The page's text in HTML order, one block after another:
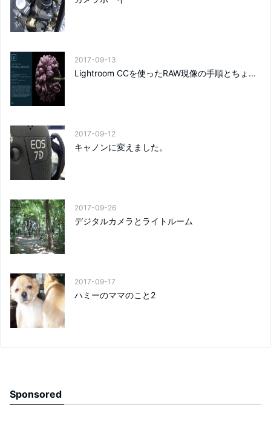
2017-09-13
Lightroom CCを使ったRAW現像の手順とちょ...
2017-09-12
キャノンに変えました。
2017-09-26
デジタルカメラとライトルーム
2017-09-17
ハミーのママのこと2
Sponsored